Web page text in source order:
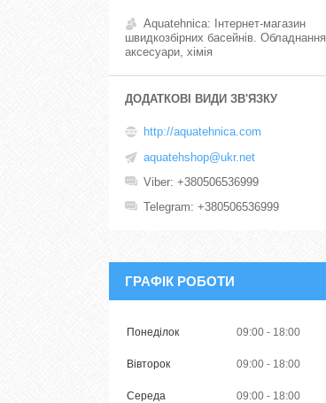
Aquatehnica: Інтернет-магазин
швидкозбірних басейнів. Обладнання,
аксесуари, хімія
http://aquatehnica.com
aquatehshop@ukr.net
Viber +380506536999
Telegram +380506536999
ГРАФІК РОБОТИ
Понеділок 09:00 18:00
Вівторок 09:00 18:00
Середа 09:00 18:00